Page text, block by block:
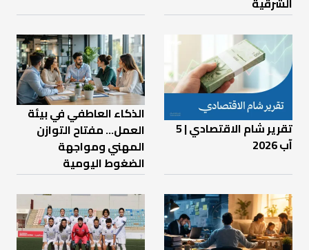
تقرير شام الاقتصادي | 5
آب 2026
الذكاء العاطفي في بيئة
العمل… مفتاح التوازن
المهني ومواجهة
الضغوط اليومية